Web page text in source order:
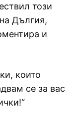
този
Дългия,
и
които
се за вас